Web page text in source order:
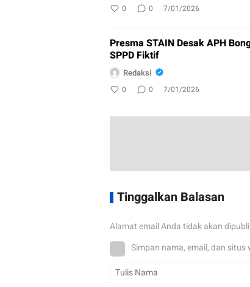
0 0 7/01/2026
Presma STAIN Desak APH
SPPD Fiktif
Redaksi
0 0 7/01/2026
Tinggalkan Balasan
Alamat email Anda tidak akan
Simpan nama, email, dan